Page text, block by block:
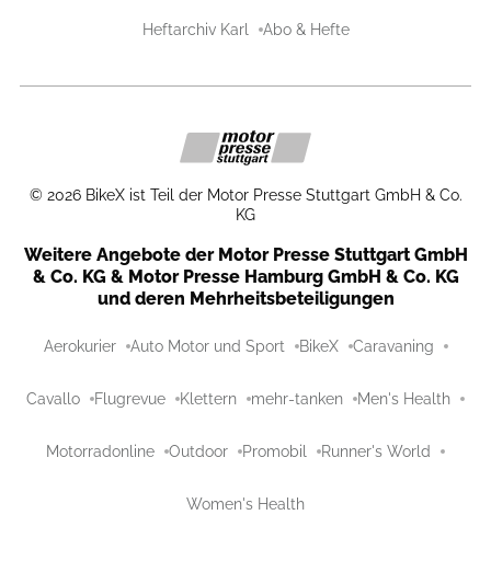
Heftarchiv Karl Abo & Hefte
© 2026 BikeX ist Teil der Motor Presse Stuttgart GmbH & Co.
KG
Weitere Angebote der Motor Presse Stuttgart GmbH
& Co. KG & Motor Presse Hamburg GmbH & Co. KG
und deren Mehrheitsbeteiligungen
Aerokurier Auto Motor und Sport BikeX Caravaning
Cavallo Flugrevue Klettern mehr-tanken Men's Health
Motorradonline Outdoor Promobil Runner's World
Women's Health